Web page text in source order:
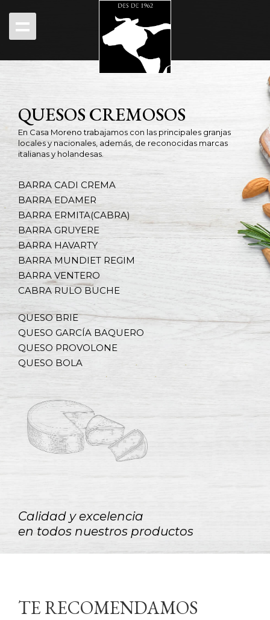
QUESOS CREMOSOS
En Casa Moreno trabajamos con las principales granjas
locales y nacionales, además, de reconocidas marcas
italianas y holandesas.
BARRA CADI CREMA
BARRA EDAMER
BARRA ERMITA(CABRA)
BARRA GRUYERE
BARRA HAVARTY
BARRA MUNDIET REGIM
BARRA VENTERO
CABRA RULO BUCHE
QUESO BRIE
QUESO GARCÍA BAQUERO
QUESO PROVOLONE
QUESO BOLA
Calidad y excelencia
en todos nuestros productos
TE RECOMENDAMOS